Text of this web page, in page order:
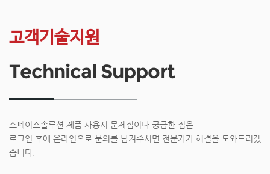
고객기술지원
Technical Support
스페이스솔루션 제품 사용시 문제점이나 궁금한 점은
로그인 후에 온라인으로 문의를 남겨주시면 전문가가 해결을 도와드리겠
습니다.